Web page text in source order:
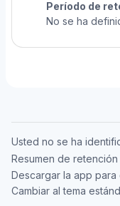
Período de
No se ha
Usted no se ha
Resumen de
Descargar la app
Cambiar al tema